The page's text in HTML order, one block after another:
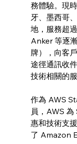
務體驗。現
牙、墨西哥
地，服務超
Anker 等逐
牌），向客
途徑通訊收
技術相關的服
作為 AWS
員，AWS
惠和技術支
了 Amazon